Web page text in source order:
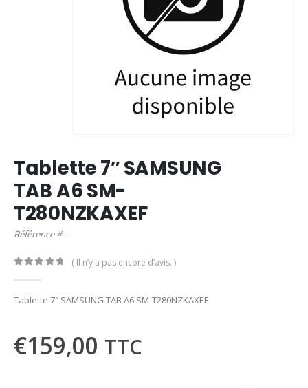
Tablette 7″ SAMSUNG
TAB A6 SM-
T280NZKAXEF
Référence # -
( Il n’y a pas encore d’avis. )
Tablette 7″ SAMSUNG TAB A6 SM-T280NZKAXEF
€159,00 TTC